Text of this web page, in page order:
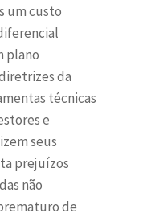
um custo
plano
da
técnicas
e
seus
prejuízos
não
de